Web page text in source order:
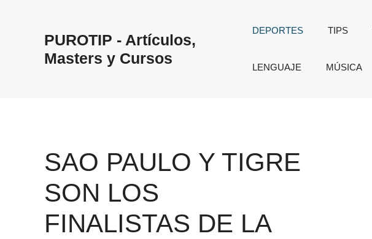
PUROTIP - Artículos,
Masters y Cursos
DEPORTES TIPS
LENGUAJE MÚSICA
SAO PAULO Y TIGRE
SON LOS
FINALISTAS DE LA